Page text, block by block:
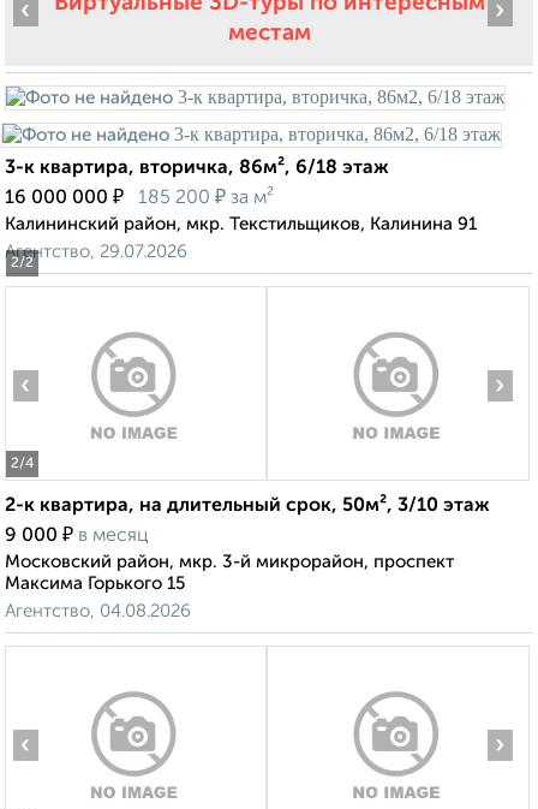
местам
2/2
‹ ›
3-к квартира, вторичка, 86м², 6/18 этаж
16 000 000 ₽ 185 200 ₽ за м²
Калининский район, мкр. Текстильщиков, Калинина 91
Агентство, 29.07.2026
2/4
‹ ›
2-к квартира, на длительный срок, 50м², 3/10 этаж
9 000 ₽ в месяц
Московский район, мкр. 3-й микрорайон, проспект
Максима Горького 15
Агентство, 04.08.2026
‹ ›